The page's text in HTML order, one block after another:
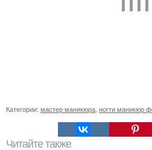
Категории: мастер маникюра ногти маникюр
Читайте также